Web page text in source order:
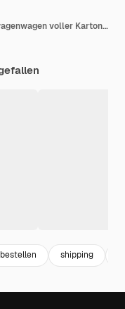
Der Lieferbote schiebt einen Handwagenwagen voller Kartons und übergibt einem Kunden ein Paket
bestellen shipping